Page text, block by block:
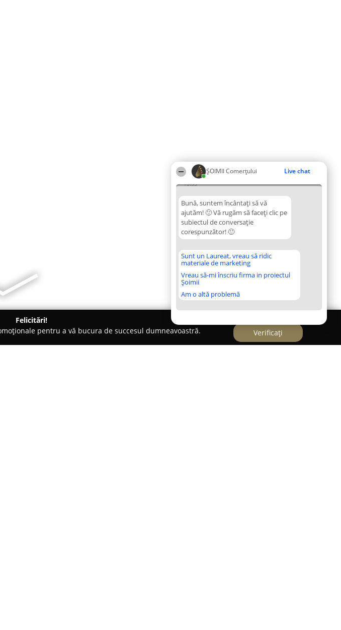
ȘOIMII Comerțului Live chat
10:35
Bună, suntem încântați să vă
ajutăm! 🙂 Vă rugăm să faceți clic pe
subiectul de conversație
corespunzător! 🙂
Sunt un Laureat, vreau să ridic
materiale de marketing
Vreau să-mi înscriu firma in proiectul
Șoimii
Am o altă problemă
Felicitări!
pentru a vă bucura de succesul dumneavoastră.
Verificați